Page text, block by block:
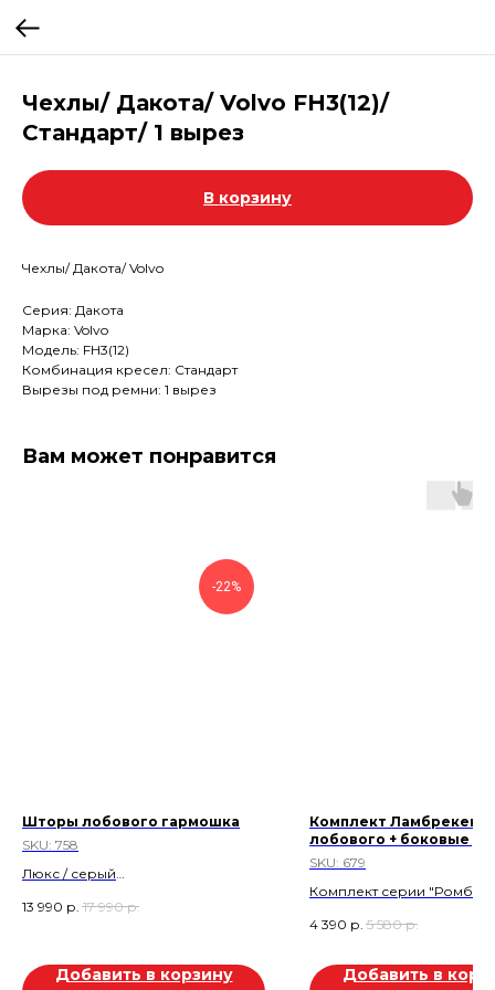
Чехлы/ Дакота/ Volvo FH3(12)/
Стандарт/ 1 вырез
В корзину
Чехлы/ Дакота/ Volvo
Серия: Дакота
Марка: Volvo
Модель: FH3(12)
Комбинация кресел: Стандарт
Вырезы под ремни: 1 вырез
Вам может понравится
-22%
Шторы лобового гармошка
SKU: 758
Люкс / серый
Скидка 4.000р
13 990 р. 17 990 р.
Добавить в корзину
Комплект Ламбрекен
лобового + боковые
SKU: 679
Комплект серии "Ромб":
углы ( с вышивкой Kama*).
Скидка 1.190 руб.
4 390 р. 5 580 р.
Добавить в